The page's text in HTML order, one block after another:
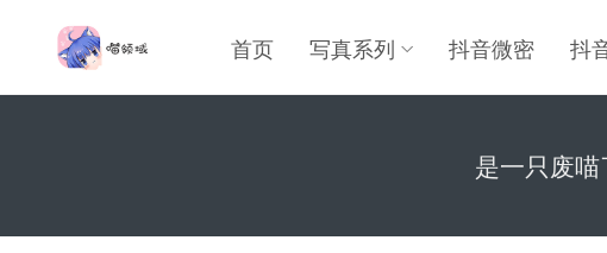
首页 写真系列 抖音微密 抖
是一只废